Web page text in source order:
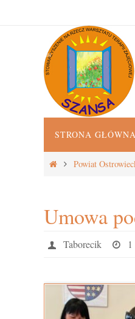
treści
STRONA GŁÓWNA
StronaPowiat
Umowa
Taborecik